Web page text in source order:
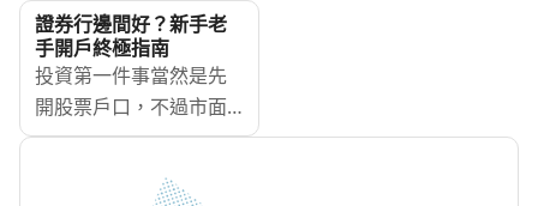
票，作了解為整體美股
行情和經濟健康狀況的
指標。 然而，2025年的
美股市場呈現了不同的
走勢。在標準普爾500指
後，連續兩年的漲幅超
風險。
day-trade]（Day
Trade）作為短線投資策
略，無需持倉過夜即可
賺取價差，且隨著交易
科技進步和低佣金平台
大大降低，吸引不少香
中，我們將深入探討基
證券行邊間好？新手老
手開戶終極指南
投資第一件事當然是先
開股票戶口，不過市面
上的券商林林總總，究
擇？投資新手和老手各